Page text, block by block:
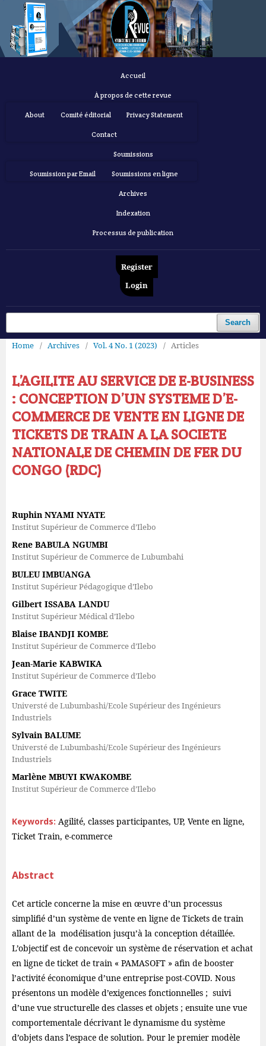
Accueil
À propos de cette revue
About Comité éditorial Privacy Statement
Contact
Soumissions
Soumission par Email Soumissions en ligne
Archives
Indexation
Processus de publication
Register
Login
Search
Home / Archives / Vol. 4 No. 1 (2023) / Articles
L’AGILITE AU SERVICE DE E-BUSINESS
: CONCEPTION D’UN SYSTEME D’E-
COMMERCE DE VENTE EN LIGNE DE
TICKETS DE TRAIN A LA SOCIETE
NATIONALE DE CHEMIN DE FER DU
CONGO (RDC)
Ruphin NYAMI NYATE
Institut Supérieur de Commerce d’Ilebo
Rene BABULA NGUMBI
Institut Supérieur de Commerce de Lubumbahi
BULEU IMBUANGA
Institut Supérieur Pédagogique d’Ilebo
Gilbert ISSABA LANDU
Institut Supérieur Médical d’Ilebo
Blaise IBANDJI KOMBE
Institut Supérieur de Commerce d’Ilebo
Jean-Marie KABWIKA
Institut Supérieur de Commerce d’Ilebo
Grace TWITE
Universté de Lubumbashi/Ecole Supérieur des Ingénieurs
Industriels
Sylvain BALUME
Universté de Lubumbashi/Ecole Supérieur des Ingénieurs
Industriels
Marlène MBUYI KWAKOMBE
Institut Supérieur de Commerce d’Ilebo
Keywords: Agilité, classes participantes, UP, Vente en ligne,
Ticket Train, e-commerce
Abstract
Cet article concerne la mise en œuvre d’un processus
simplifié d’un système de vente en ligne de Tickets de train
allant de la modélisation jusqu’à la conception détaillée.
L’objectif est de concevoir un système de réservation et achat
en ligne de ticket de train « PAMASOFT » afin de booster
l’activité économique d’une entreprise post-COVID. Nous
présentons un modèle d’exigences fonctionnelles ; suivi
d’une vue structurelle des classes et objets ; ensuite une vue
comportementale décrivant le dynamisme du système
d’objets dans l’espace de solution. Pour le premier modèle